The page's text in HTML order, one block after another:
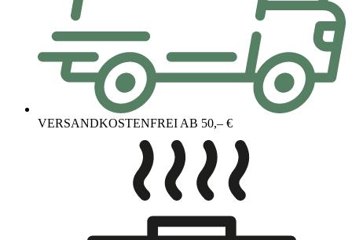
VERSANDKOSTENFREI AB 50,– €